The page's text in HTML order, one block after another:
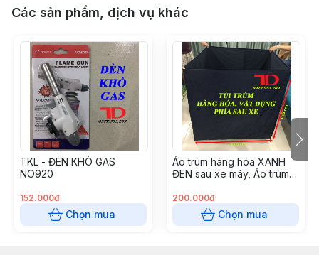
Các sản phẩm, dịch vụ khác
TKL - ĐÈN KHÒ GAS
NO920
152.000đ
Chọn mua
Áo trùm hàng hóa XANH
ĐEN sau xe máy, Áo trùm
hóa 100x100cm
200.000đ
Chọn mua